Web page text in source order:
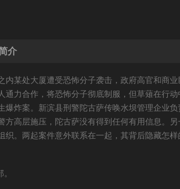
介
某处大厦遭受恐怖分子袭击，政府高官和商业
力合作，将恐怖分子彻底制服，但草薙在行动
炸案。新滨县刑警陀古萨传唤水坝管理企业负
高层施压，陀古萨没有得到任何有用信息。另
。两起案件意外联系在一起，其背后隐藏怎样